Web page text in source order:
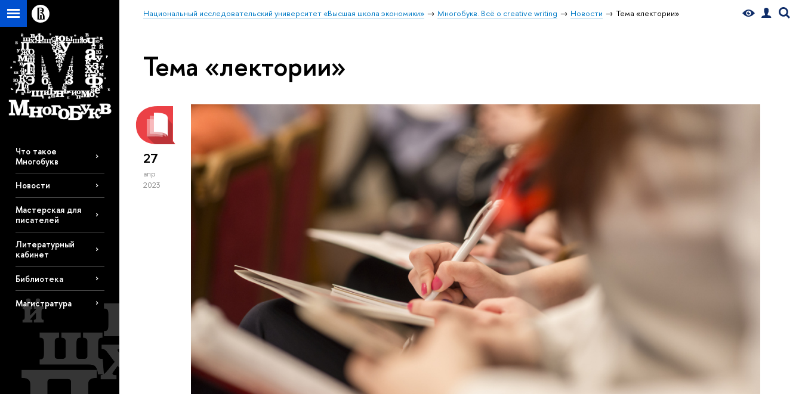
Национальный исследовательский университет «Высшая школа экономики» Многобукв. Всё о creative writing Новости Тема «лектории»
Что такое
Многобукв
Новости
Мастерская для
писателей
Литературный
кабинет
Библиотека
Магистратура
Тема «лектории»
27
апр
2023